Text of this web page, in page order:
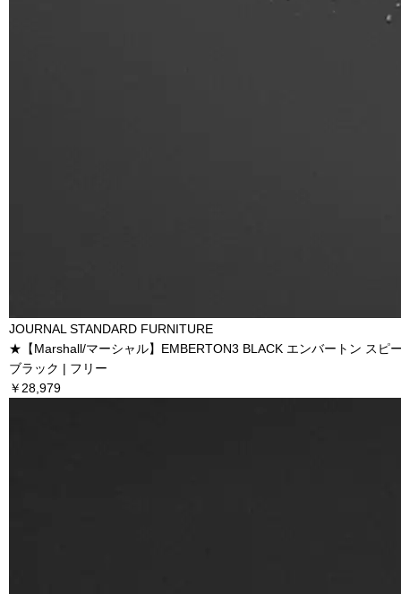
JOURNAL STANDARD FURNITURE
★【Marshall/マーシャル】EMBERTON3 BLACK エンバートン スピ
ブラック | フリー
￥28,979